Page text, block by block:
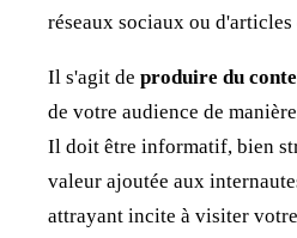
réseaux sociaux ou d'articles
Il s'agit de produire du
de votre audience de
Il doit être informatif, bien
valeur ajoutée aux
attrayant incite à visiter